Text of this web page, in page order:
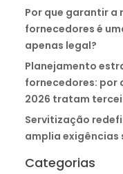
Por que garantir a
fornecedores é
apenas legal?
Planejamento
fornecedores: por
2026 tratam
Servitização
amplia exigências
Categorias